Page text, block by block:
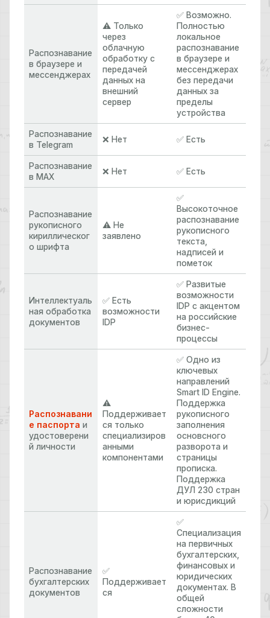
Распознавание
в браузере и
мессенджерах
⚠️ Только
через
облачную
обработку с
передачей
данных на
внешний
сервер
✅ Возможно.
Полностью
локальное
распознавание
в браузере и
мессенджерах
без передачи
данных за
пределы
устройства
Распознавание
в Telegram
❌ Нет ✅ Есть
Распознавание
в МАХ
❌ Нет ✅ Есть
Распознавание
рукописного
кириллическог
о шрифта
⚠️ Не
заявлено
✅
Высокоточное
распознавание
рукописного
текста,
надписей и
пометок
Интеллектуаль
ная обработка
документов
✅ Есть
возможности
IDP
✅ Развитые
возможности
IDP с акцентом
на российские
бизнес-
процессы
Распознавани
е паспорта и
удостоверени
й личности
⚠️
Поддерживает
ся только
специализиров
анными
компонентами
✅ Одно из
ключевых
направлений
Smart ID Engine.
Поддержка
рукописного
заполнения
основсного
разворота и
страницы
прописка.
Поддержка
ДУЛ 230 стран
и юрисдикций
Распознавание
бухгалтерских
документов
✅
Поддерживает
ся
✅
Специализация
на первичных
бухгалтерских,
финансовых и
юридических
документах. В
общей
сложности